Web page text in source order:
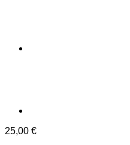
25,00 €